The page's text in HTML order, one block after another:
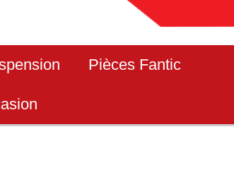
Pièces Fantic